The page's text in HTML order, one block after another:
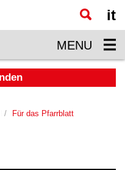
it
MENU
Für das Pfarrblatt